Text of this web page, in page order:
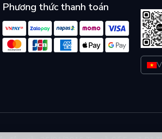
Phương thức thanh toán